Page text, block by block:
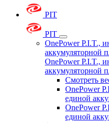
PIT
PIT
OnePower P.I.T.,
аккумуляторной
OnePower P.I.T.,
аккумуляторной
Смотреть
OnePower
единой
OnePower
единой